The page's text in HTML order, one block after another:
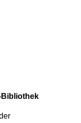
Bibliothek